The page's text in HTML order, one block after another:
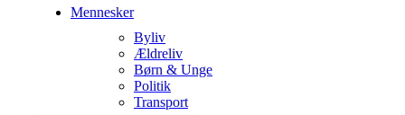
Mennesker
Byliv
Ældreliv
Børn & Unge
Politik
Transport